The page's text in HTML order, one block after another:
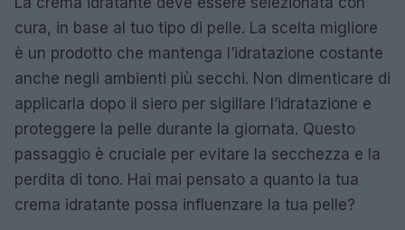
cura, in base al tuo tipo di pelle. La scelta migliore
è un prodotto che mantenga l’idratazione costante
anche negli ambienti più secchi. Non dimenticare di
applicarla dopo il siero per sigillare l’idratazione e
proteggere la pelle durante la giornata. Questo
passaggio è cruciale per evitare la secchezza e la
perdita di tono. Hai mai pensato a quanto la tua
crema idratante possa influenzare la tua pelle?